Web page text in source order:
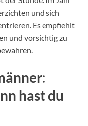
und sich
Es empfiehlt
und vorsichtig zu
hast du